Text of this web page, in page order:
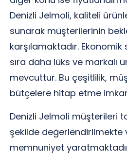
Denizli Jelmoli, kaliteli
sunarak müşterilerinin
karşılamaktadır. Ekonomik
sıra daha lüks ve markalı
mevcuttur. Bu çeşitlilik,
bütçelere hitap etme
Denizli Jelmoli müşterileri
şekilde değerlendirilmekte
memnuniyet